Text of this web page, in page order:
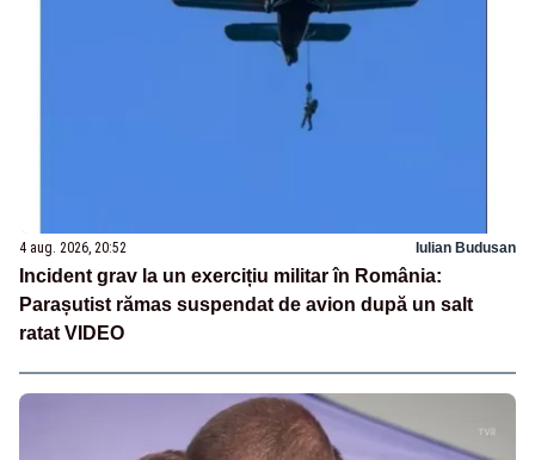
4 aug. 2026, 20:52 Iulian Budusan
Incident grav la un exercițiu militar în România:
Parașutist rămas suspendat de avion după un salt
ratat VIDEO